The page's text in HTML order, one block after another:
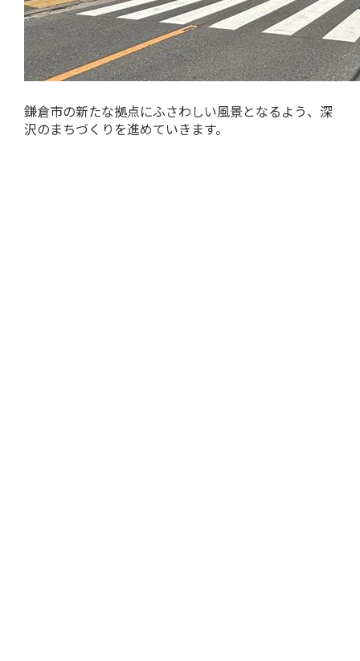
鎌倉市の新たな拠点にふさわしい風景となるよう、深
沢のまちづくりを進めていきます。